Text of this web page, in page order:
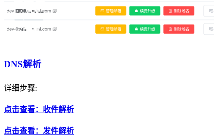
DNS解析
详细步骤:
点击查看：收件解析
点击查看：发件解析